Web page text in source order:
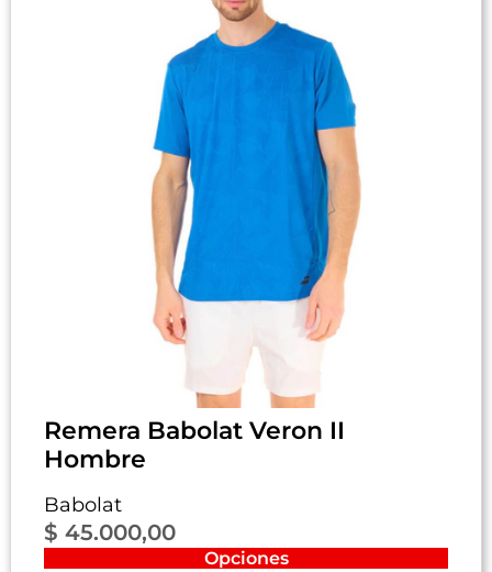
Remera Babolat Veron II
Hombre
Babolat
$ 45.000,00
Opciones